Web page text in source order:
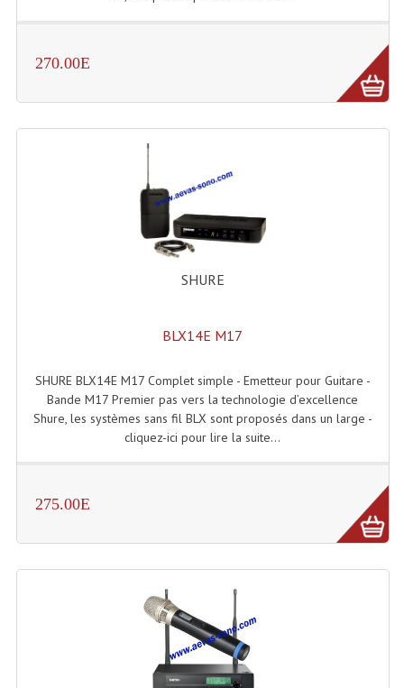
Liquide À Bulles
Liquides À Fumée
Liquides À Mousse
Nos Occasions Et Stock B
Les Occasions
Matériel Karaoké
Disque DVD
LISTE DU MATERIEL D'OCCASION
CRÉER UN COMPTE
270.00E
SHURE
BLX14E M17
SHURE BLX14E M17 Complet simple - Emetteur pour Guitare -
Bande M17 Premier pas vers la technologie d’excellence
Shure, les systèmes sans fil BLX sont proposés dans un large -
cliquez-ici pour lire la suite...
275.00E